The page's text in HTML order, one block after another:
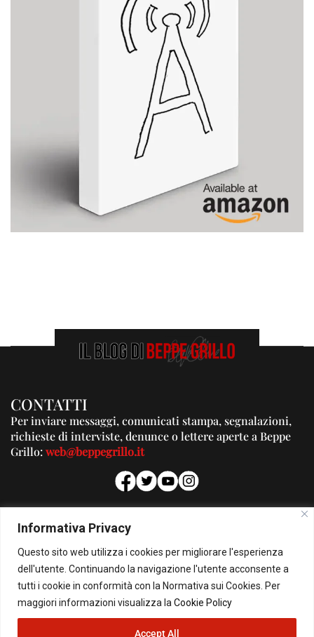
Informativa Privacy
Questo sito web utilizza i cookies per migliorare l'esperienza
dell'utente. Continuando la navigazione l'utente acconsente a
tutti i cookie in conformità con la Normativa sui Cookies. Per
maggiori informazioni visualizza la Cookie Policy
Accept All
CONTATTI
Per inviare messaggi, comunicati stampa, segnalazioni,
richieste di interviste, denunce o lettere aperte a Beppe
Grillo:web@beppegrillo.it
PUBBLICITA'
Per la tua pubblicità su questo Blog:
pubblicita@beppegrillo.it
© Copyright 2026 - Il Blog di Beppe Grillo. All Rights Reserved - Powered by